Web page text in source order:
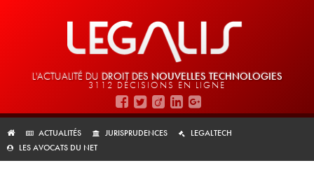
L'ACTUALITÉ DU DROIT DES NOUVELLES TECHNOLOGIES
3112 DÉCISIONS EN LIGNE
ACTUALITÉS JURISPRUDENCES
LEGALTECH
LES AVOCATS DU NET